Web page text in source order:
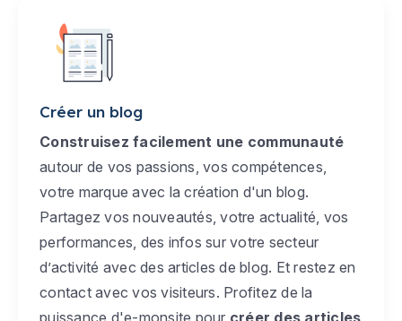
Créer un blog
Construisez facilement une communauté
autour de vos passions, vos compétences,
votre marque avec la création d'un blog.
Partagez vos nouveautés, votre actualité, vos
performances, des infos sur votre secteur
d’activité avec des articles de blog. Et restez en
contact avec vos visiteurs. Profitez de la
puissance d'e-monsite pour créer des articles